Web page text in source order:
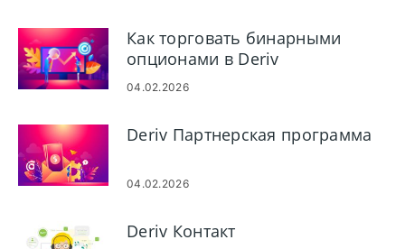
Как торговать бинарными
опционами в Deriv
04.02.2026
Deriv Партнерская программа
04.02.2026
Deriv Контакт